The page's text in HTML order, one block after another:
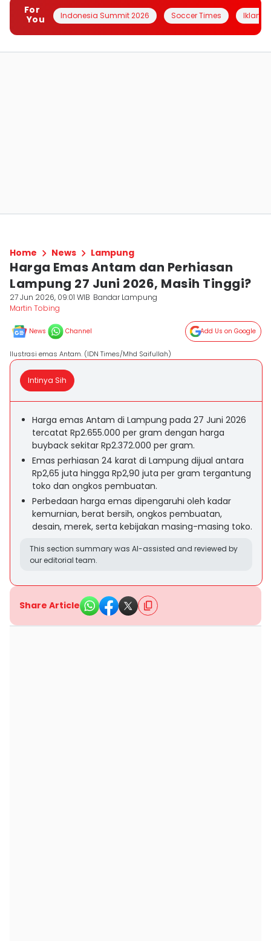
For
You
Indonesia Summit 2026 Soccer Times Iklanin
Home News Lampung
Harga Emas Antam dan Perhiasan
Lampung 27 Juni 2026, Masih Tinggi?
27 Jun 2026, 09:01 WIB Bandar Lampung
Martin Tobing
News Channel Add Us on Google
Ilustrasi emas Antam. (IDN Times/Mhd Saifullah)
Intinya Sih
Harga emas Antam di Lampung pada 27 Juni 2026
tercatat Rp2.655.000 per gram dengan harga
buyback sekitar Rp2.372.000 per gram.
Emas perhiasan 24 karat di Lampung dijual antara
Rp2,65 juta hingga Rp2,90 juta per gram tergantung
toko dan ongkos pembuatan.
Perbedaan harga emas dipengaruhi oleh kadar
kemurnian, berat bersih, ongkos pembuatan,
desain, merek, serta kebijakan masing-masing toko.
This section summary was AI-assisted and reviewed by
our editorial team.
Share Article